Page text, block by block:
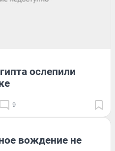
ослепили
9
вождение не